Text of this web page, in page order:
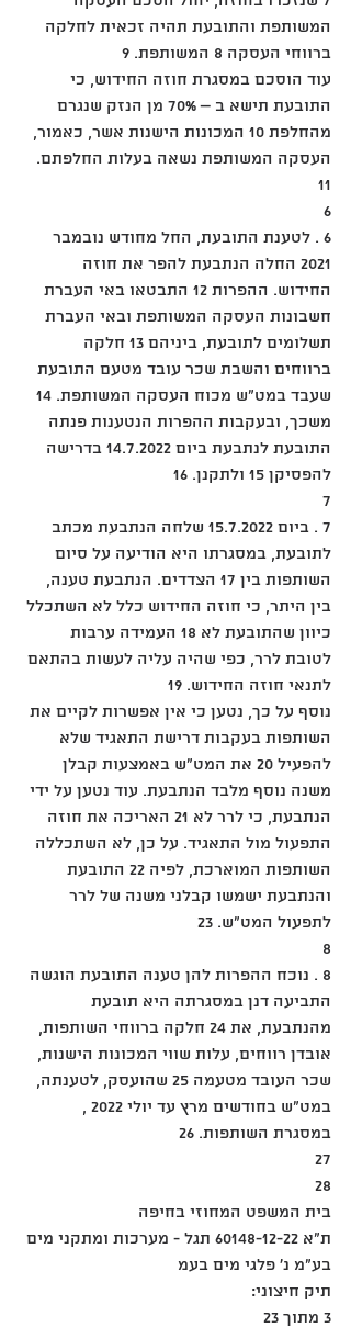
המשותפת והתובעת תהיה זכאית לחלקה
ברווחי העסקה 8 המשותפת. 9
עוד הוסכם במסגרת חוזה החידוש, כי
התובעת תישא ב – 70% מן הנזק שנגרם
מהחלפת 10 המכונות הישנות אשר, כאמור,
העסקה המשותפת נשאה בעלות החלפתם.
11
6
6 . לטענת התובעת, החל מחודש נובמבר
2021 החלה הנתבעת להפר את חוזה
החידוש. ההפרות 12 התבטאו באי העברת
חשבונות העסקה המשותפת ובאי העברת
תשלומים לתובעת, ביניהם 13 חלקה
ברווחים והשבת שכר עובד מטעם התובעת
משכך, ובעקבות ההפרות הנטענות פנתה
התובעת לנתבעת ביום 14.7.2022 בדרישה
להפסיקן 15 ולתקנן. 16
7
7 . ביום 15.7.2022 שלחה הנתבעת מכתב
לתובעת, במסגרתו היא הודיעה על סיום
השותפות בין 17 הצדדים. הנתבעת טענה,
בין היתר, כי חוזה החידוש כלל לא השתכלל
כיוון שהתובעת לא 18 העמידה ערבות
לטובת לרר, כפי שהיה עליה לעשות בהתאם
לתנאי חוזה החידוש. 19
נוסף על כך, נטען כי אין אפשרות לקיים את
השותפות בעקבות דרישת התאגיד שלא
להפעיל 20 את המט"ש באמצעות קבלן
משנה נוסף מלבד הנתבעת. עוד נטען על ידי
הנתבעת, כי לרר לא 21 האריכה את חוזה
התפעול מול התאגיד. על כן, לא השתכללה
השותפות המוארכת, לפיה 22 התובעת
והנתבעת ישמשו קבלני משנה של לרר
לתפעול המט"ש. 23
8
8 . נוכח ההפרות להן טענה התובעת הוגשה
התביעה דנן במסגרתה היא תובעת
מהנתבעת, את 24 חלקה ברווחי השותפות,
אובדן רווחים, עלות שווי המכונות הישנות,
שכר העובד מטעמה 25 שהועסק, לטענתה,
במט"ש בחודשים מרץ עד יולי 2022 ,
במסגרת השותפות. 26
27
28
בית המשפט המחוזי בחיפה
ת"א 60148-12-22 תגל - מערכות ומתקני מים
בע"מ נ' פלגי מים בעמ
תיק חיצוני:
3 מתוך 23